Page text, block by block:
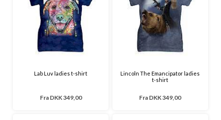
Lab Luv ladies t-shirt
Fra DKK 349,00
Lincoln The Emancipator ladies
t-shirt
Fra DKK 349,00